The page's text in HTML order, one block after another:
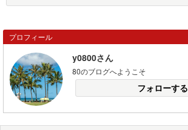
プロフィール
y0800さん
80のブログへようこそ
フォローする